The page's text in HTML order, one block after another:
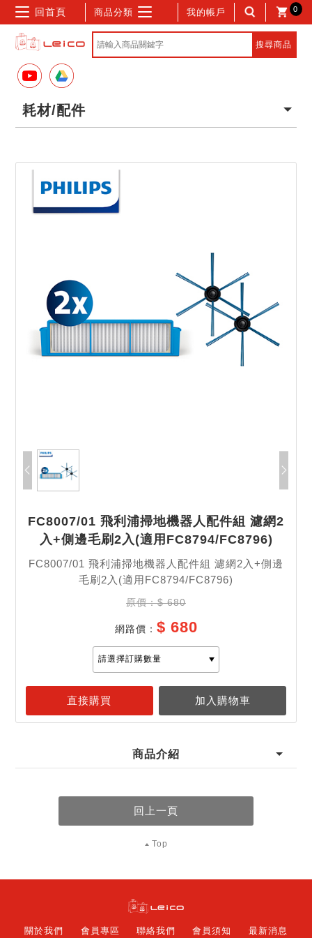
回首頁 商品分類 我的帳戶 0
耗材/配件
FC8007/01 飛利浦掃地機器人配件組 濾網2
入+側邊毛刷2入(適用FC8794/FC8796)
FC8007/01 飛利浦掃地機器人配件組 濾網2入+側邊
毛刷2入(適用FC8794/FC8796)
原價：$ 680
網路價： $ 680
商品介紹
Top
關於我們 會員專區 聯絡我們 會員須知 最新消息